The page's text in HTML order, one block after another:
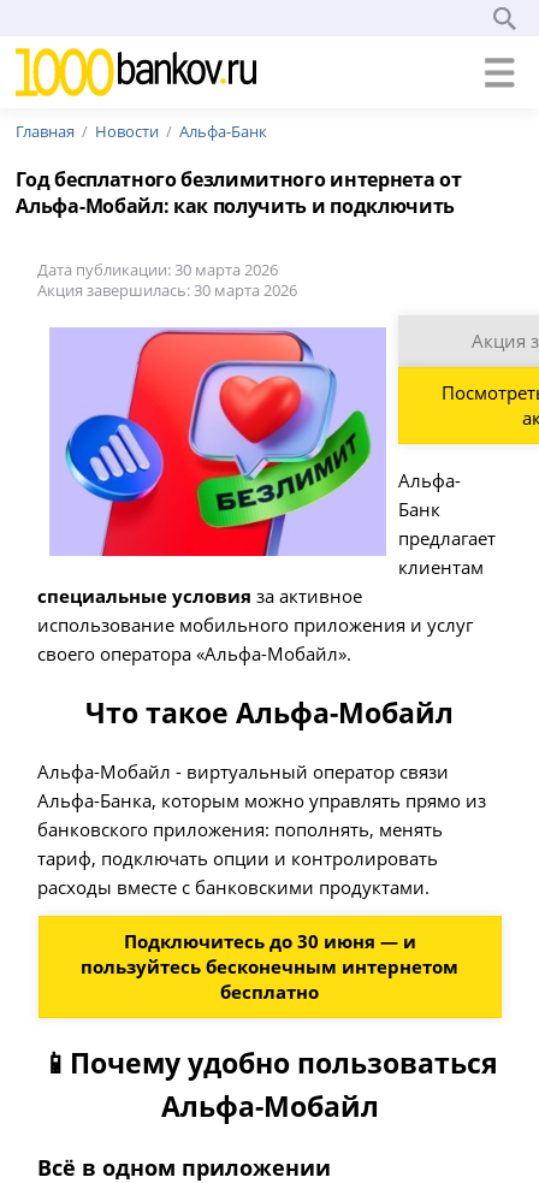
Главная Новости Альфа-Банк
Год бесплатного безлимитного интернета от
Альфа-Мобайл: как получить и подключить
Дата публикации: 30 марта 2026
Акция завершилась: 30 марта 2026
Акция
Альфа-
Банк
предлагает
клиентам
специальные условия за активное
использование мобильного приложения и услуг
своего оператора «Альфа-Мобайл».
Что такое Альфа-Мобайл
Альфа-Мобайл - виртуальный оператор связи
Альфа-Банка, которым можно управлять прямо из
банковского приложения: пополнять, менять
тариф, подключать опции и контролировать
расходы вместе с банковскими продуктами.
Подключитесь до 30 июня — и
пользуйтесь бесконечным интернетом
бесплатно
📱Почему удобно пользоваться
Альфа-Мобайл
Всё в одном приложении